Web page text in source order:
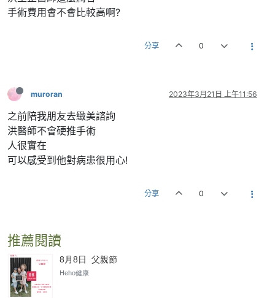
手術費用會不會比較高啊?
分享 0
muroran 2023年3月21日 上午11:56
之前陪我朋友去緻美諮詢
洪醫師不會硬推手術
人很實在
可以感受到他對病患很用心!
分享 0
推薦閱讀